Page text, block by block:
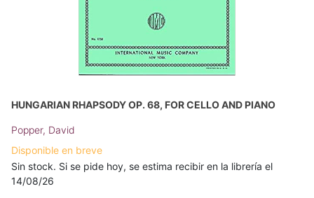
HUNGARIAN RHAPSODY OP. 68, FOR CELLO AND PIANO
Popper, David
Disponible en breve
Sin stock. Si se pide hoy, se estima recibir en la librería el
14/08/26